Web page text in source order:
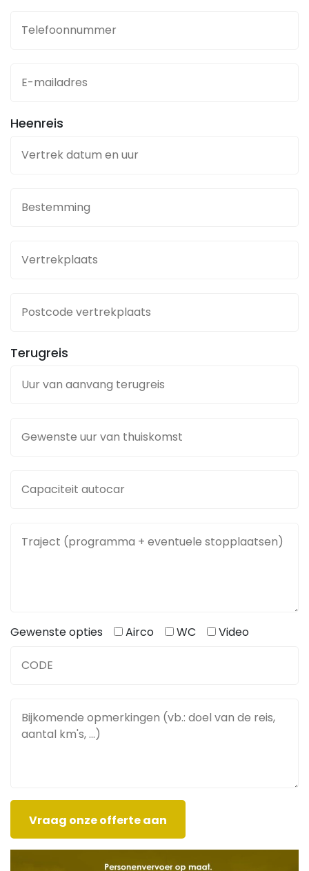
Heenreis
Terugreis
Gewenste opties Airco WC Video